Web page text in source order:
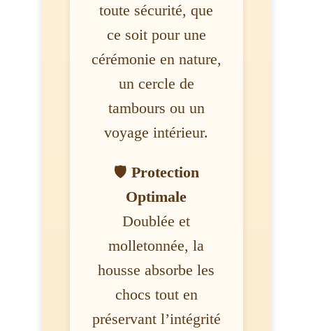
toute sécurité, que
ce soit pour une
cérémonie en nature,
un cercle de
tambours ou un
voyage intérieur.
🛡️ Protection
Optimale
Doublée et
molletonnée, la
housse absorbe les
chocs tout en
préservant l’intégrité